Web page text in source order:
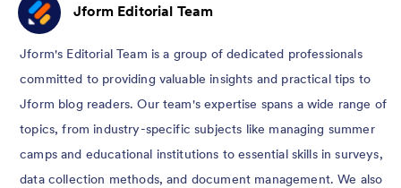
Jform Editorial Team
Jform's Editorial Team is a group of dedicated professionals
committed to providing valuable insights and practical tips to
Jform blog readers. Our team's expertise spans a wide range of
topics, from industry-specific subjects like managing summer
camps and educational institutions to essential skills in surveys,
data collection methods, and document management. We also